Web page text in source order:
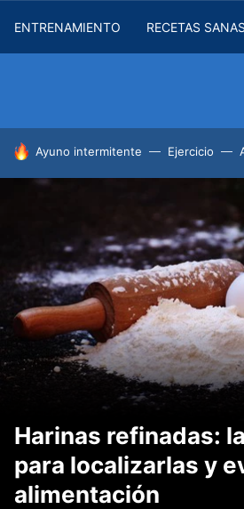
ENTRENAMIENTO RECETAS SANAS
HOY SE HABLA DE
Ayuno intermitente Ejercicio
Harinas refinadas:
para localizarlas y
alimentación